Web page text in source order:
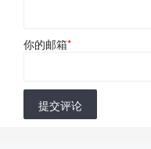
你的邮箱*
提交评论